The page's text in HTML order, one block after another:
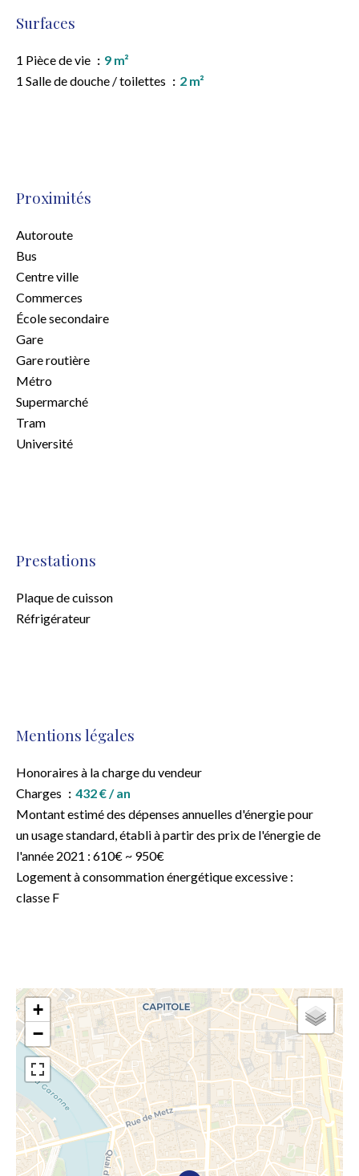
Surfaces
1 Pièce de vie
9 m²
1 Salle de douche / toilettes
2 m²
Proximités
Autoroute
Bus
Centre ville
Commerces
École secondaire
Gare
Gare routière
Métro
Supermarché
Tram
Université
Prestations
Plaque de cuisson
Réfrigérateur
Mentions légales
Honoraires à la charge du vendeur
Charges
432 € / an
Montant estimé des dépenses annuelles d'énergie pour
un usage standard, établi à partir des prix de l'énergie de
l'année 2021 : 610€ ~ 950€
Logement à consommation énergétique excessive :
classe F
+
−